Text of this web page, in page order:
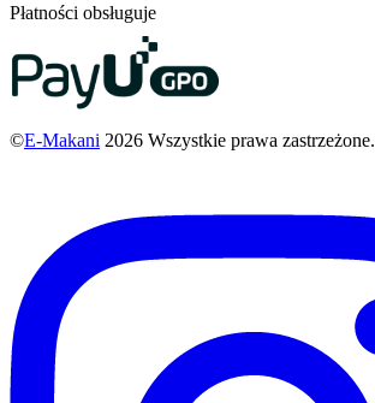
Płatności obsługuje
©E-Makani 2026 Wszystkie prawa zastrzeżone.